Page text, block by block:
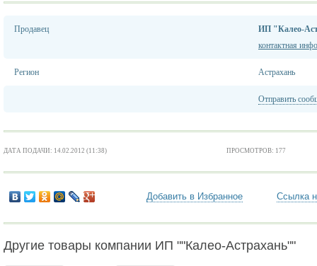
Продавец
ИП "Калео-
контактная
Регион Астрахань
Отправить
ДАТА ПОДАЧИ: 14.02.2012 (11:38) ПРОСМОТРОВ: 177
Добавить в Избранное Ссылка
Другие товары компании ИП ""Калео-Астрахань""